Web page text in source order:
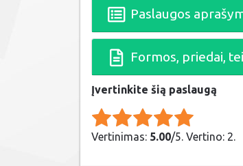
Paslaugos
Formos, priedai,
Įvertinkite šią paslaugą
Rate this item:
Vertinimas: 5.00/5. Vertino: 2.